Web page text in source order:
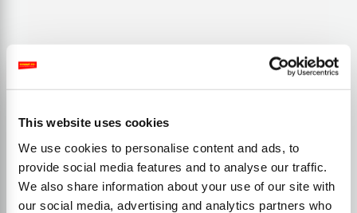
This website uses cookies
We use cookies to personalise content and ads, to
provide social media features and to analyse our traffic.
We also share information about your use of our site with
our social media, advertising and analytics partners who